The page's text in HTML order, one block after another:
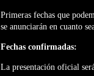
Primeras fechas que
se anunciarán en cuanto
Fechas confirmadas:
La presentación oficial